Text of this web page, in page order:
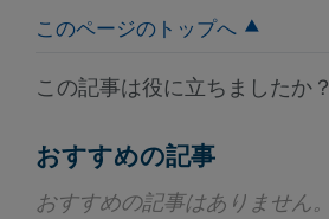
このページのトップへ
この記事は役に立ちましたか？
おすすめの記事
おすすめの記事はありません。